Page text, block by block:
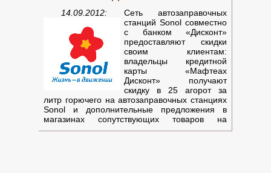
количеству товар�
14.09.2012:
Сеть автозаправочных
станций Sonol совместно
с банком «Дисконт»
предоставляют скидки
своим клиентам:
владельцы кредитной
карты «Мафтеах
Дисконт» получают
скидку в 25 агорот за
литр горючего на автозаправочных станциях
Sonol и дополнительные предложения в
магазинах сопутствующих товаров на
автозаправочных станциях.